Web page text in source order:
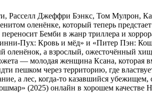
Расселл Джеффри Бэнкс, Том Мулрон,
оленёнке, который теперь
Бемби в жанр триллера и
Пух: Кровь и мёд» и «Питер Пэн:
а взрослый, ожесточённый
— молодая женщина Ксана, которая
пешком через территорию, где
а лес, когда-то казавшийся убежищем,
(2025) онлайн в хорошем качестве